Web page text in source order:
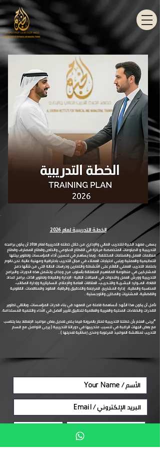
الخطة التدريبية لعام 2026
يسعى معهد الخبرة للتدريب المالي والإداري من خلال خطته التدريبية لعام 2026 أن يكون برامجه
التدريبية و الدبلومات المتخصصة مركزة في القطاع الحكومي والخاص وقطاع المصارف وقطاع
منظمات العمل والصناعات المختلفة ، وبما يساهم في تحسين أداء المؤسسات وتطوير بيئتها
التنظيمية والعملية ويلبي احتياجات العملاء في مجال التدريب باحترافية ومهنية عالية. نحن نقوم
باعتماد التدريب العملي القائم على الأنشطة والتمارين ودراسات الحالة التي من شأنها دمج
المشاركين في منظومة المفاهيم المتعلقة بأسلوب مرح وجذاب وتشمل هذه الدورات والبرامج
التدريبية وورش العمل والندوات في المجالات التالية : الإدارة والقيادة وتطوير الذات، برامج اعداد
القادة، المــوارد البشـريـة والتـدريـب، العلاقات العامة والإعلام، السكرتارية وإدارة المكاتب،
المحاسبة والمالية، إدارة المشاريع، المراجعة والتدقيق والرقابة، العقود والمناقصات، القانونية
والقضائية، المشتريات والمخازن واللوجستية .
نأمل أن يكون هذا الجُهد مُساهمة فاعلة من المعهد في بناء قدرات المؤسسات، وبالتالي تطوير
القدرات والكفاءات المحلية والعربية والعالمية لتحقيق تغيير أفضل في الأداء والتنمية المستدامة.
*يرجى العلم بأن خطتنا التدريبية تمتاز بالمرونة فيما يخص تعديل بعض مواعيد الإنعقاد بما يتناسب
مع بعض الجهات الراغبة في تنسيب متدربيها في دوراتنا التدريبية ( يرجى التواصل مع قسم
التدريب لمناقشة المواعيد المرغوبة ومدى إمكانية تعديلها ) .